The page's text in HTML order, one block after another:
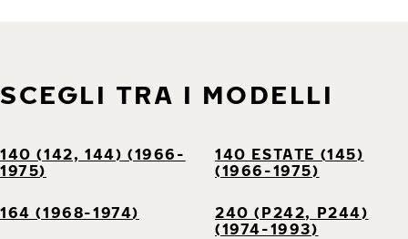
SCEGLI TRA I MODELLI
140 (142, 144) (1966-
1975)
140 ESTATE (145)
(1966-1975)
164 (1968-1974)
240 (P242, P244)
(1974-1993)